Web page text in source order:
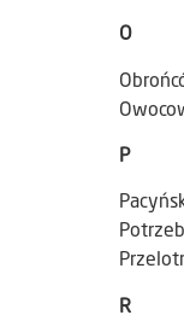
O
P
R